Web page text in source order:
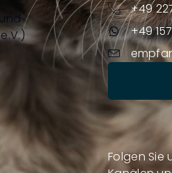
+49
+49
Folgen Sie